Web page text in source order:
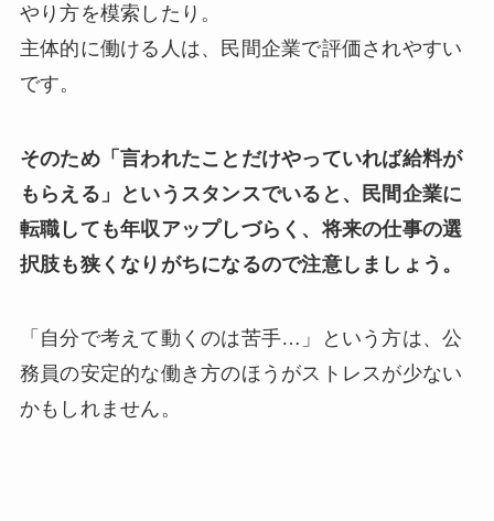
やり方を模索したり。
主体的に働ける人は、民間企業で評価されやすい
です。
そのため「言われたことだけやっていれば給料が
もらえる」というスタンスでいると、民間企業に
転職しても年収アップしづらく、将来の仕事の選
択肢も狭くなりがちになるので注意しましょう。
「自分で考えて動くのは苦手…」という方は、公
務員の安定的な働き方のほうがストレスが少ない
かもしれません。